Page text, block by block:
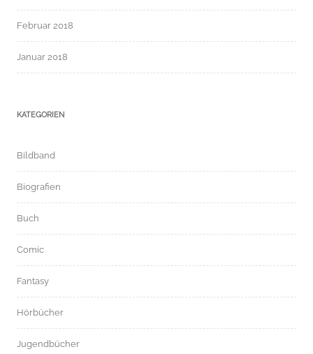
Februar 2018
Januar 2018
KATEGORIEN
Bildband
Biografien
Buch
Comic
Fantasy
Hörbücher
Jugendbücher